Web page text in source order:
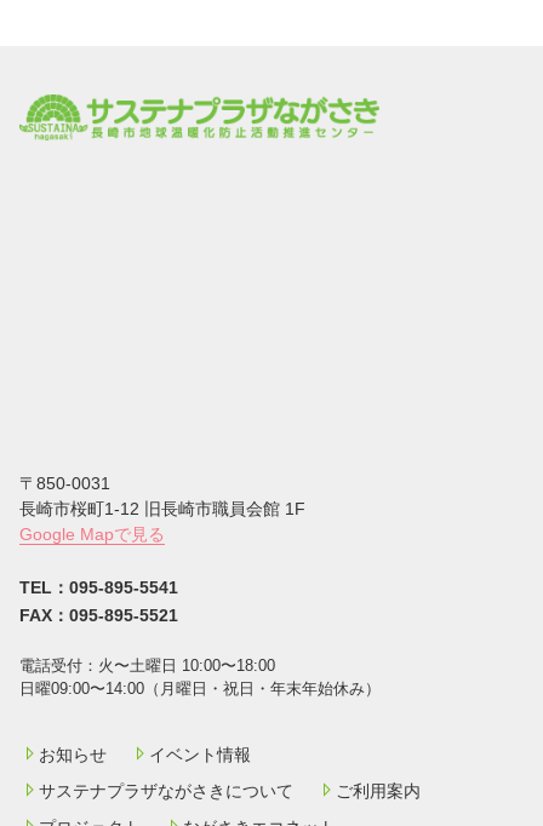
〒850-0031
⻑崎市桜町1-12 旧長崎市職員会館 1F
Google Mapで見る
TEL：095-895-5541
FAX：095-895-5521
電話受付：⽕〜⼟曜⽇ 10:00〜18:00
⽇曜09:00〜14:00（⽉曜⽇・祝⽇・年末年始休み）
お知らせ
イベント情報
サステナプラザながさきについて
ご利用案内